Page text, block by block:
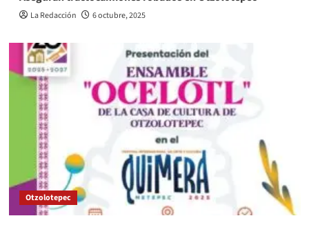
La Redacción 6 octubre, 2025
Otzolotepec